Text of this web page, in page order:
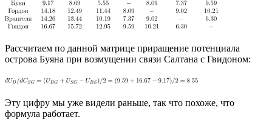
Рассчитаем по данной матрице приращение потенциала
острова Буяна при возмущении связи Салтана с Гвидоном:
Эту цифру мы уже видели раньше, так что похоже, что
формула работает.